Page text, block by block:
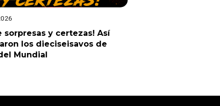
sorpresas y certezas! Así
los dieciseisavos de
Mundial